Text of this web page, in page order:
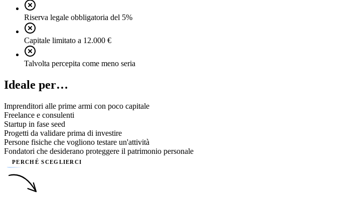
Riserva legale obbligatoria del 5%
Capitale limitato a 12.000 €
Talvolta percepita come meno seria
Ideale per…
Imprenditori alle prime armi con poco capitale
Freelance e consulenti
Startup in fase seed
Progetti da validare prima di investire
Persone fisiche che vogliono testare un'attività
Fondatori che desiderano proteggere il patrimonio personale
PERCHÉ SCEGLIERCI